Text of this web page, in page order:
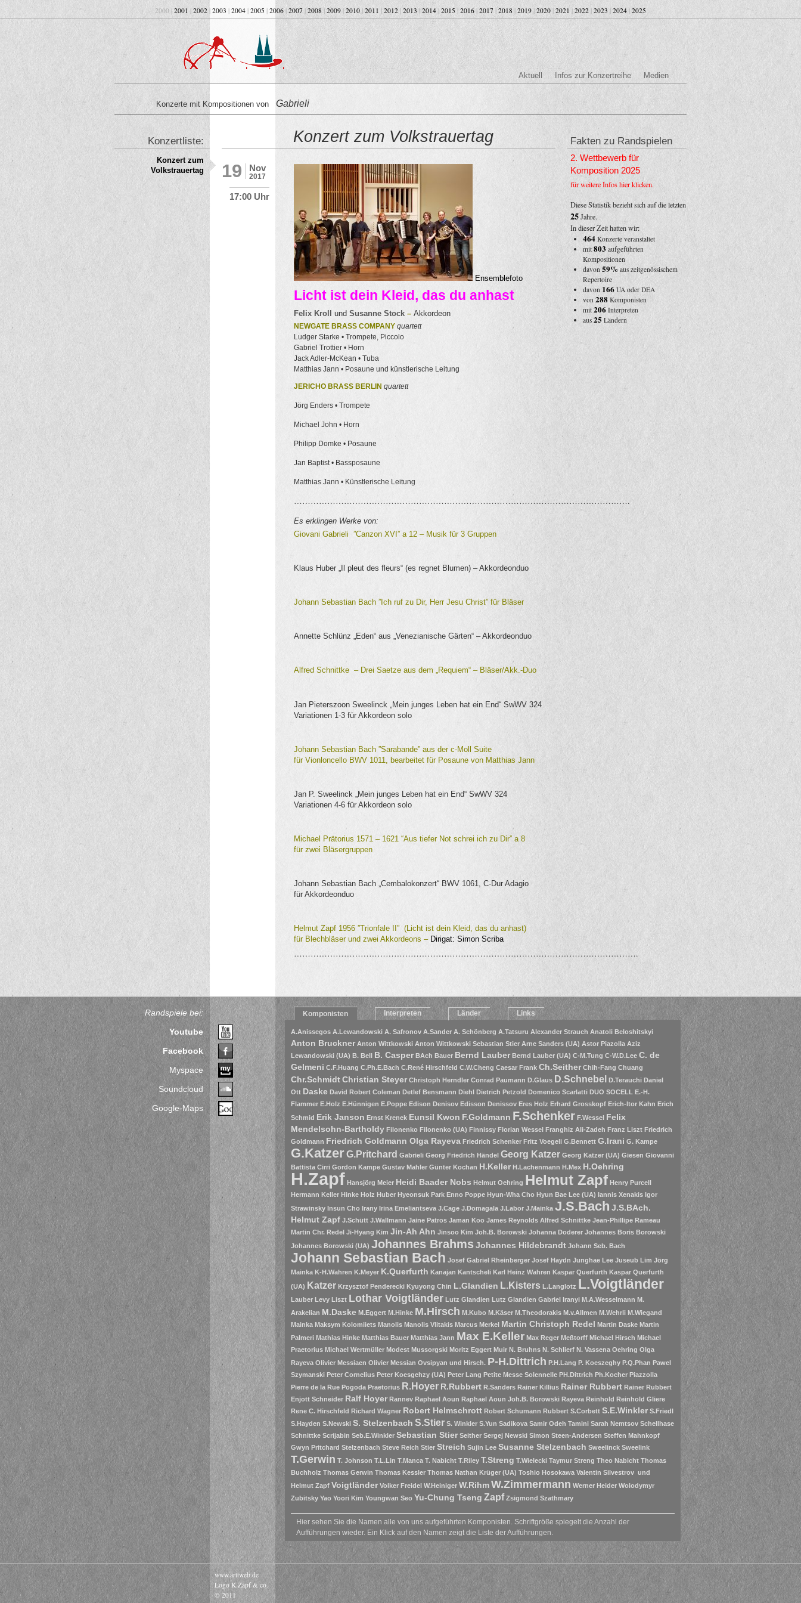
2000 | 2001 | 2002 | 2003 | 2004 | 2005 | 2006| 2007 | 2008 | 2009 | 2010| 2011 | 2012 | 2013| 2014 | 2015 | 2016 | 2017| 2018 |2019 | 2020 | 2021 | 2022 | 2023 2024 | 2025
Aktuell Infos zur Konzertreihe Medien
Konzerte mit Kompositionen von Gabrieli
Konzert zum Volkstrauertag
Nov
2017
19
17:00 Uhr
Ensemblefoto
Licht ist dein Kleid, das du anhast
Felix Kroll undSusanne Stock –Akkordeon
NEWGATE BRASS COMPANY quartett
Ludger Starke • Trompete, Piccolo
Gabriel Trottier • Horn
Jack Adler-McKean • Tuba
Matthias Jann • Posaune und künstlerische Leitung
JERICHO BRASS BERLIN quartett
Jörg Enders • Trompete
Michael John • Horn
Philipp Domke • Posaune
Jan Baptist • Bassposaune
Matthias Jann • Künstlerische Leitung
………………………………………………………………………………………………………….
Es erklingen Werke von:
Giovani Gabrieli ”Canzon XVI” a 12 – Musik für 3 Gruppen
Klaus Huber „Il pleut des fleurs“ (es regnet Blumen) – Akkordeonduo
Johann Sebastian Bach ”Ich ruf zu Dir, Herr Jesu Christ” für Bläser
Annette Schlünz „Eden“ aus „Venezianische Gärten“ – Akkordeonduo
Alfred Schnittke – Drei Saetze aus dem „Requiem“ – Bläser/Akk.-Duo
Jan Pieterszoon Sweelinck „Mein junges Leben hat ein End“ SwWV 324
Variationen 1-3 für Akkordeon solo
Johann Sebastian Bach ”Sarabande” aus der c-Moll Suite
für Vionloncello BWV 1011, bearbeitet für Posaune von Matthias Jann
Jan P. Sweelinck „Mein junges Leben hat ein End“ SwWV 324
Variationen 4-6 für Akkordeon solo
Michael Prätorius 1571 – 1621 “Aus tiefer Not schrei ich zu Dir” a 8
für zwei Bläsergruppen
Johann Sebastian Bach „Cembalokonzert“ BWV 1061, C-Dur Adagio
für Akkordeonduo
Helmut Zapf 1956 ”Trionfale II” (Licht ist dein Kleid, das du anhast)
für Blechbläser und zwei Akkordeons – Dirigat: Simon Scriba
…………………………………………………………………………………………………………….
Konzertliste:
Konzert zum
Volkstrauertag
Fakten zu Randspielen
2. Wettbewerb für
Komposition 2025
für weitere Infos hier klicken.
Diese Statistik bezieht sich auf die letzten
25Jahre.
In dieser Zeit hatten wir:
464Konzerte veranstaltet
mit 803aufgeführten
Kompositionen
davon 59%aus zeitgenössischem
Repertoire
davon 166UA oder DEA
von 288Komponisten
mit 206Interpreten
aus 25Ländern
Randspiele bei:
Youtube
Facebook
Myspace
Soundcloud
Google-Maps
Komponisten Interpreten Länder Links
A.Anissegos A.Lewandowski A. Safronov A.Sander A. Schönberg A.Tatsuru Alexander Strauch Anatoli Beloshitskyi
Anton Bruckner Anton Wittkowski Anton Wittkowski Sebastian Stier Arne Sanders (UA) Astor Piazolla Aziz
Lewandowski (UA) B. Bell B. Casper BAch Bauer Bernd Lauber Bernd Lauber (UA) C-M.Tung C-W.D.Lee C. de
Gelmeni C.F.Huang C.Ph.E.Bach C.René Hirschfeld C.W.Cheng Caesar Frank Ch.Seither Chih-Fang Chuang
Chr.Schmidt Christian Steyer Christoph Herndler Conrad Paumann D.Glaus D.Schnebel D.Terauchi Daniel
Ott Daske David Robert Coleman Detlef Bensmann Diehl Dietrich Petzold Domenico Scarlatti DUO SOCELL E.-H.
Flammer E.Holz E.Hünnigen E.Poppe Edison Denisov Edisson Denissov Eres Holz Erhard Grosskopf Erich-Itor Kahn Erich
Schmid
Erik Janson Ernst Krenek Eunsil Kwon F.Goldmann F.Schenker F.Wessel
Felix
Mendelsohn-Bartholdy Filonenko Filonenko (UA) Finnissy Florian Wessel Franghiz Ali-Zadeh Franz Liszt Friedrich
Goldmann Friedrich Goldmann Olga Rayeva Friedrich Schenker Fritz Voegeli G.Bennett G.Irani G. Kampe
G.KatzerG.Pritchard Gabrieli Georg Friedrich Händel Georg Katzer Georg Katzer (UA) Giesen Giovanni
Battista Cirri Gordon Kampe Gustav Mahler Günter Kochan H.Keller H.Lachenmann H.Mex H.Oehring
H.Zapf Hansjörg Meier Heidi Baader Nobs Helmut Oehring Helmut Zapf Henry Purcell
Hermann Keller Hinke Holz Huber Hyeonsuk Park Enno Poppe Hyun-Wha Cho Hyun Bae Lee (UA) Iannis Xenakis Igor
Strawinsky Insun Cho Irany Irina Emeliantseva J.Cage J.Domagala J.Labor J.Mainka J.S.Bach J.S.BAch.
Helmut Zapf J.Schütt J.Wallmann Jaine Patros Jaman Koo James Reynolds Alfred Schnittke Jean-Phillipe Rameau
Martin Chr. Redel Ji-Hyang Kim Jin-Ah Ahn Jinsoo Kim Joh.B. Borowski Johanna Doderer Johannes Boris Borowski
Johannes Borowski (UA) Johannes Brahms Johannes Hildebrandt Johann Seb. Bach
Johann Sebastian Bach Josef Gabriel Rheinberger Josef Haydn Junghae Lee Juseub Lim Jörg
Mainka K-H.Wahren K.Meyer K.Querfurth Kanajan Kantscheli Karl Heinz Wahren Kaspar Querfurth Kaspar Querfurth
(UA) Katzer Krzysztof Penderecki Kyuyong Chin L.Glandien L.Kisters L.Langlotz L.Voigtländer
Lauber Levy Liszt Lothar Voigtländer Lutz Glandien Lutz Glandien Gabriel Iranyi M.A.Wesselmann M.
Arakelian M.Daske M.Eggert M.Hinke M.Hirsch M.Kubo M.Käser M.Theodorakis M.v.Allmen M.Wehrli M.Wiegand
Mainka Maksym Kolomiiets Manolis Manolis Vlitakis Marcus Merkel Martin Christoph Redel Martin Daske Martin
Palmeri Mathias Hinke Matthias Bauer Matthias Jann Max E.Keller Max Reger Meßtorff Michael Hirsch Michael
Praetorius Michael Wertmüller Modest Mussorgski Moritz Eggert Muir N. Bruhns N. Schlierf N. Vassena Oehring Olga
Rayeva Olivier Messiaen Olivier Messian Ovsipyan und Hirsch. P-H.Dittrich P.H.Lang P. Koeszeghy P.Q.Phan Pawel
Szymanski Peter Cornelius Peter Koesgehzy (UA) Peter Lang Petite Messe Solennelle PH.Dittrich Ph.Kocher Piazzolla
Pierre de la Rue Pogoda Praetorius R.Hoyer R.Rubbert R.Sanders Rainer Killius Rainer Rubbert Rainer Rubbert
Enjott Schneider Ralf Hoyer Rannev Raphael Aoun Raphael Aoun Joh.B. Borowski Rayeva Reinhold Reinhold Gliere
Rene C. Hirschfeld Richard Wagner Robert Helmschrott Robert Schumann Rubbert S.Corbett S.E.Winkler S.Friedl
S.Hayden S.Newski S. Stelzenbach S.Stier S. Winkler S.Yun Sadikova Samir Odeh Tamini Sarah Nemtsov Schellhase
Schnittke Scrijabin Seb.E.Winkler Sebastian Stier Seither Sergej Newski Simon Steen-Andersen Steffen Mahnkopf
Gwyn Pritchard Stelzenbach Steve Reich Stier Streich Sujin Lee Susanne Stelzenbach Sweelinck Sweelink
T.Gerwin T. Johnson T.L.Lin T.Manca T. Nabicht T.Riley T.Streng T.Wielecki Taymur Streng Theo Nabicht Thomas
Buchholz Thomas Gerwin Thomas Kessler Thomas Nathan Krüger (UA) Toshio Hosokawa Valentin Silvestrov und
Helmut Zapf Voigtländer Volker Freidel W.Heiniger W.Rihm W.Zimmermann Werner Heider Wolodymyr
Zubitsky Yao Yoori Kim Youngwan Seo Yu-Chung Tseng Zapf Zsigmond Szathmary
Hier sehen Sie die Namen alle von uns aufgeführten Komponisten. Schriftgröße spiegelt die Anzahl der
Aufführungen wieder. Ein Klick auf den Namen zeigt die Liste der Aufführungen.
www.arttweb.de
Logo K.Zapf & co.
© 2011